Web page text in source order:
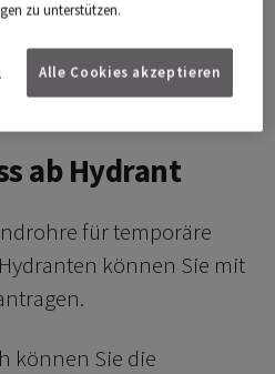
ab Hydrant
für temporäre
können Sie mit
können Sie die
zu unterstützen.
Alle Cookies akzeptieren